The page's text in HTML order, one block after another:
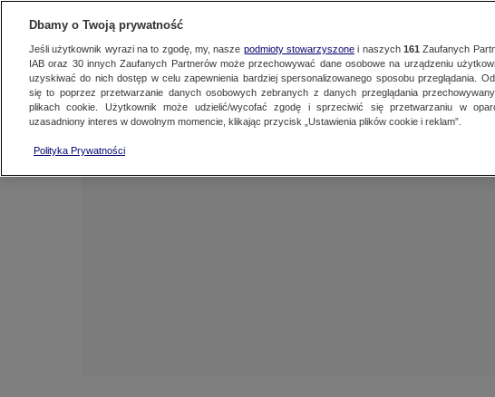
Dbamy o Twoją prywatność
Jeśli użytkownik wyrazi na to zgodę, my, nasze podmioty stowarzyszonei naszych 161 Zaufanych
IAB oraz 30innych Zaufanych Partnerów może przechowywać dane osobowe na urządzeniu
uzyskiwać do nich dostęp w celu zapewnienia bardziej spersonalizowanego sposobu przeglądania.
się to poprzez przetwarzanie danych osobowych zebranych z danych przeglądania
plikach cookie. Użytkownik może udzielić/wycofać zgodę i sprzeciwić się przetwarzaniu w
uzasadniony interes w dowolnym momencie, klikając przycisk „Ustawienia plików cookie i reklam”.
Polityka Prywatności